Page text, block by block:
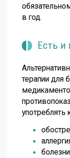
в год.
Есть и
терапии для
употреблять